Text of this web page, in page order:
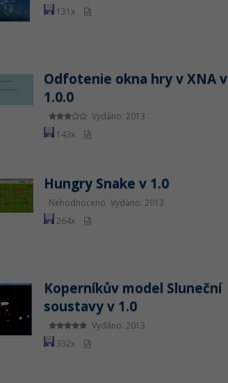
131x
Odfotenie okna hry v XNA v
1.0.0
Vydáno: 2013
143x
Hungry Snake v 1.0
Nehodnoceno Vydáno: 2013
264x
Koperníkův model Sluneční
soustavy v 1.0
Vydáno: 2013
332x